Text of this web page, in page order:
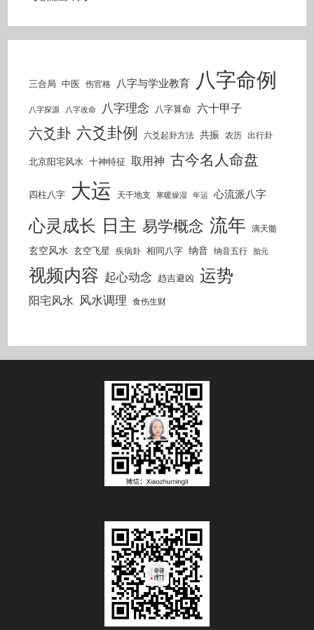
三合局 中医 伤官格 八字与学业教育 八字命例
八字探源 八字改命 八字理念 八字算命 六十甲子
六爻卦 六爻卦例 六爻起卦方法 共振 农历 出行卦
北京阳宅风水 十神特征 取用神 古今名人命盘
四柱八字 大运 天干地支 寒暖燥湿 年运 心流派八字
心灵成长 日主 易学概念 流年 滴天髓
玄空风水 玄空飞星 疾病卦 相同八字 纳音 纳音五行 胎元
视频内容 起心动念 趋吉避凶 运势
阳宅风水 风水调理 食伤生财